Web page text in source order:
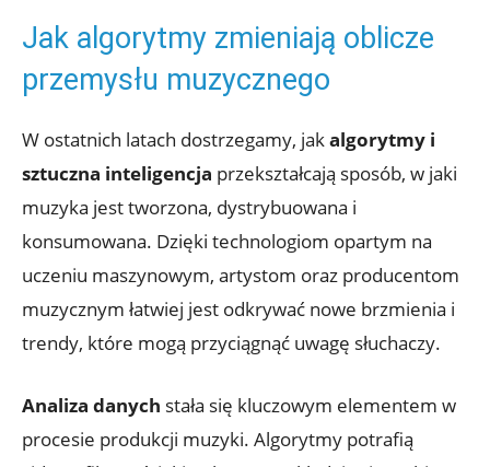
Jak algorytmy zmieniają oblicze
przemysłu muzycznego
W ostatnich latach dostrzegamy, jakalgorytmy i
sztuczna inteligencja przekształcają sposób, w jaki
muzyka jest tworzona, dystrybuowana i
konsumowana. Dzięki technologiom opartym na
uczeniu maszynowym, artystom oraz producentom
muzycznym łatwiej jest odkrywać nowe brzmienia i
trendy, które mogą przyciągnąć uwagę słuchaczy.
Analiza danych stała się kluczowym elementem w
procesie produkcji muzyki. Algorytmy potrafią